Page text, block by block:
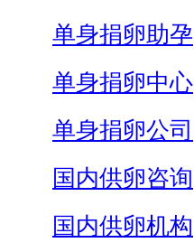
单身捐卵助孕
单身捐卵中心
单身捐卵公司
国内供卵咨询
国内供卵机构